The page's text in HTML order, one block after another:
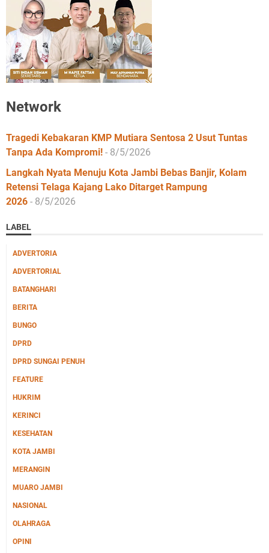
Network
Tragedi Kebakaran KMP Mutiara Sentosa 2 Usut Tuntas
Tanpa Ada Kompromi! - 8/5/2026
Langkah Nyata Menuju Kota Jambi Bebas Banjir, Kolam
Retensi Telaga Kajang Lako Ditarget Rampung
2026 - 8/5/2026
LABEL
ADVERTORIA
ADVERTORIAL
BATANGHARI
BERITA
BUNGO
DPRD
DPRD SUNGAI PENUH
FEATURE
HUKRIM
KERINCI
KESEHATAN
KOTA JAMBI
MERANGIN
MUARO JAMBI
NASIONAL
OLAHRAGA
OPINI